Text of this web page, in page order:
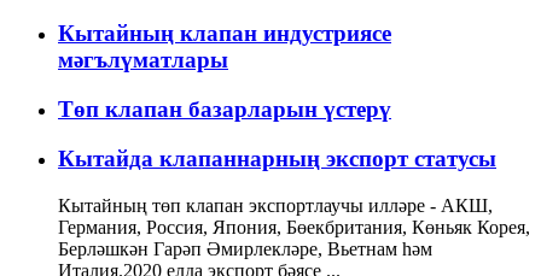
Кытайның клапан индустриясе
мәгълүматлары
Төп клапан базарларын үстерү
Кытайда клапаннарның экспорт статусы
Кытайның төп клапан экспортлаучы илләре - АКШ,
Германия, Россия, Япония, Бөекбритания, Көньяк Корея,
Берләшкән Гарәп Әмирлекләре, Вьетнам һәм
Италия.2020 елда экспорт бәясе ...